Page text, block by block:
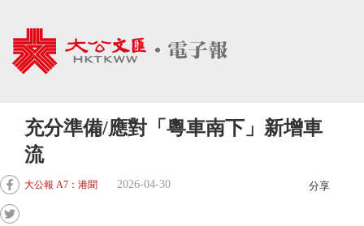
充分準備/應對「粵車南下」新增車
流
大公報 A7：港聞 2026-04-30 分享